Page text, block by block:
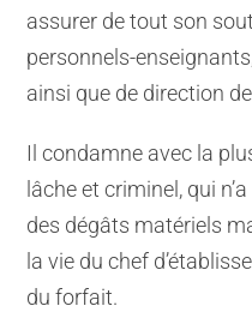
assurer de tout son
personnels-
ainsi que de direction
Il condamne avec la
lâche et criminel, qui
des dégâts matériels
la vie du chef
du forfait.